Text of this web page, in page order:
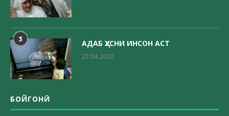
3 АДАБ ҲУСНИ ИНСОН АСТ
27.04.2020
БОЙГОНӢ